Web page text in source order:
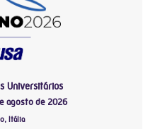
Universitários
agosto de 2026
Itália